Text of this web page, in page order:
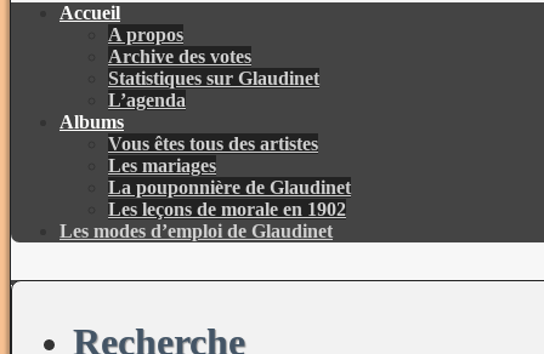
Accueil
A propos
Archive des votes
Statistiques sur Glaudinet
L’agenda
Albums
Vous êtes tous des artistes
Les mariages
La pouponnière de Glaudinet
Les leçons de morale en 1902
Les modes d’emploi de Glaudinet
Recherche